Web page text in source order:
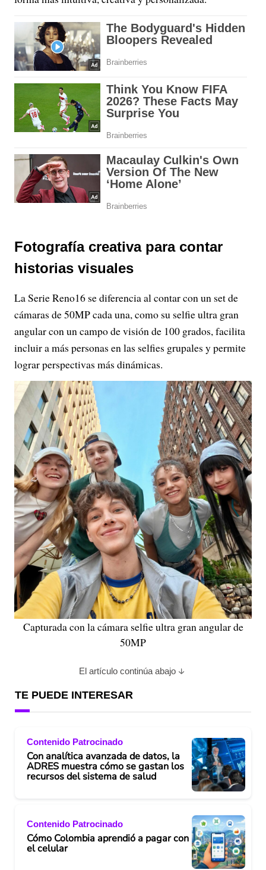
Fotografía creativa para contar
historias visuales
La Serie Reno16 se diferencia al contar con un set de
cámaras de 50MP cada una, como su selfie ultra gran
angular con un campo de visión de 100 grados, facilita
incluir a más personas en las selfies grupales y permite
lograr perspectivas más dinámicas.
Capturada con la cámara selfie ultra gran angular de
50MP
El artículo continúa abajo
TE PUEDE INTERESAR
Contenido Patrocinado
Con analítica avanzada de datos, la
ADRES muestra cómo se gastan los
recursos del sistema de salud
Contenido Patrocinado
Cómo Colombia aprendió a pagar con
el celular